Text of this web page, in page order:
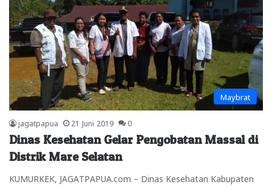
Maybrat
jagatpapua 21 Juni 2019 0
Dinas Kesehatan Gelar Pengobatan Massal di
Distrik Mare Selatan
KUMURKEK, JAGATPAPUA.com – Dinas Kesehatan Kabupaten